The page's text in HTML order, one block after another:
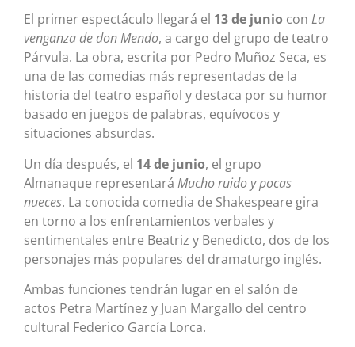
El primer espectáculo llegará el 13 de junio con La
venganza de don Mendo, a cargo del grupo de teatro
Párvula. La obra, escrita por Pedro Muñoz Seca, es
una de las comedias más representadas de la
historia del teatro español y destaca por su humor
basado en juegos de palabras, equívocos y
situaciones absurdas.
Un día después, el 14 de junio, el grupo
Almanaque representará Mucho ruido y pocas
nueces. La conocida comedia de Shakespeare gira
en torno a los enfrentamientos verbales y
sentimentales entre Beatriz y Benedicto, dos de los
personajes más populares del dramaturgo inglés.
Ambas funciones tendrán lugar en el salón de
actos Petra Martínez y Juan Margallo del centro
cultural Federico García Lorca.